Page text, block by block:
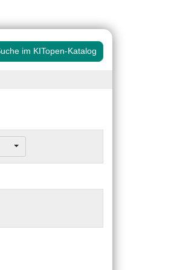
im KITopen-Katalog